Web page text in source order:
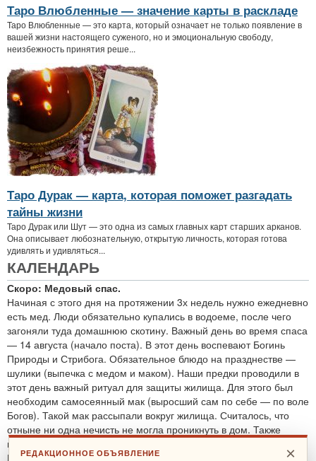
Таро Влюбленные — значение карты в раскладе
Таро Влюбленные — это карта, который означает не только появление в
вашей жизни настоящего суженого, но и эмоциональную свободу,
неизбежность принятия реше...
Таро Дурак — карта, которая поможет разгадать
тайны жизни
Таро Дурак или Шут — это одна из самых главных карт старших арканов.
Она описывает любознательную, открытую личность, которая готова
удивлять и удивляться...
КАЛЕНДАРЬ
Скоро: Медовый спас.
Начиная с этого дня на протяжении 3х недель нужно ежедневно
есть мед. Люди обязательно купались в водоеме, после чего
загоняли туда домашнюю скотину. Важный день во время спаса
— 14 августа (начало поста). В этот день воспевают Богинь
Природы и Стрибога. Обязательное блюдо на празднестве —
шулики (выпечка с медом и маком). Наши предки проводили в
этот день важный ритуал для защиты жилища. Для этого был
необходим самосеянный мак (выросший сам по себе — по воле
Богов). Такой мак рассыпали вокруг жилища. Считалось, что
отныне ни одна нечисть не могла проникнуть в дом. Также
проводятся обряды для защиты от злобных духов.
По теме:защитные ритуалы ×
РЕДАКЦИОННОЕ ОБЪЯВЛЕНИЕ